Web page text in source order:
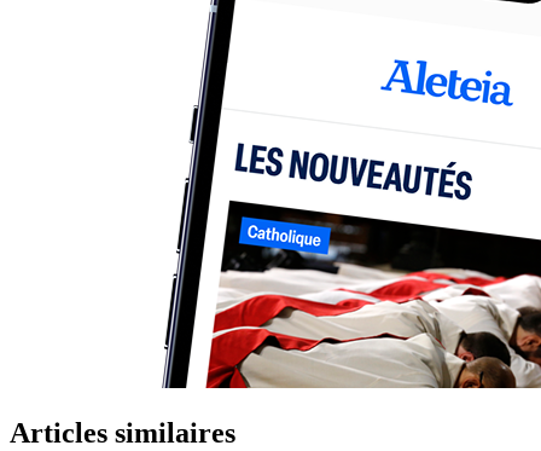
Articles similaires